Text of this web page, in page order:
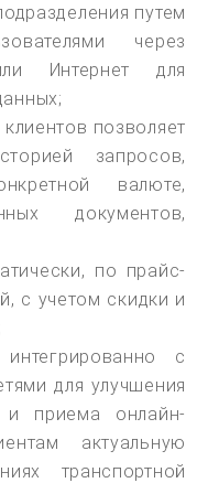
путем
через
Интернет для
позволяет
запросов,
валюте,
документов,
по прайс-
с учетом скидки и
с
для улучшения
и приема онлайн-
актуальную
транспортной